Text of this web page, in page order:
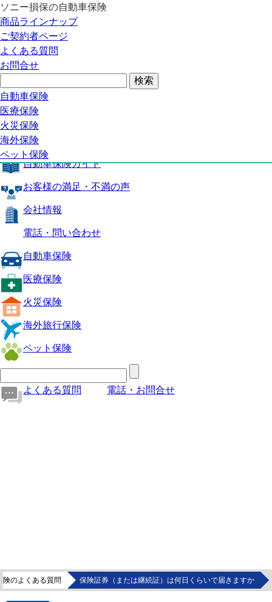
ソニー損保の自動車保険
商品ラインナップ
ご契約者ページ
よくある質問
お問合せ
自動車保険
医療保険
火災保険
海外保険
ペット保険
自動車保険トップ
商品の特長
補償内容
自動車保険ガイド
お客様の満足・不満の声
自動車保険トップ
商品の特長
補償内容
自動車保険ガイド
お客様の満足・不満の声
会社情報
電話・問い合わせ
自動車保険
医療保険
火災保険
海外旅行保険
ペット保険
よくある質問 電話・お問合せ
険のよくある質問 保険証券（または継続証）は何日くらいで届きますか